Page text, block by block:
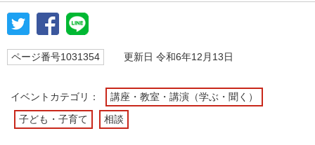
ページ番号1031354 更新日 令和6年12月13日
イベントカテゴリ： 講座・教室・講演（学ぶ・聞く）
子ども・子育て 相談